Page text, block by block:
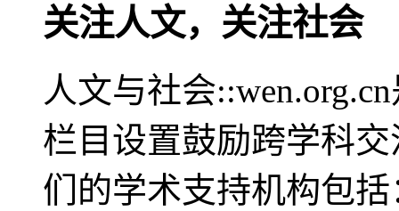
关注人文，关注社会
人文与社会
栏目设置鼓励跨学科
们的学术支持机构包